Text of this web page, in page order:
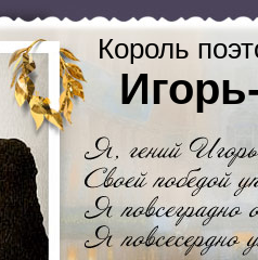
Король